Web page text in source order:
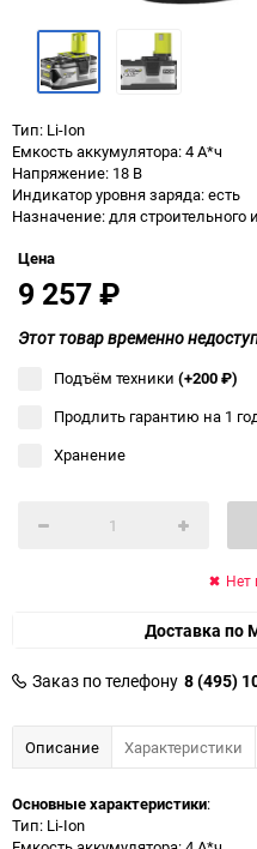
Тип: Li-Ion
Емкость аккумулятора: 4 А*ч
Напряжение: 18 В
Индикатор уровня заряда: есть
Назначение: для строительного
Цена
9 257₽
Этот товар временно
Подъём техники (+200₽)
Продлить гарантию на 1
Хранение
Нет
Доставка по
Заказ по телефону 8 (495)
Описание Характеристики
Основные характеристики:
Тип: Li-Ion